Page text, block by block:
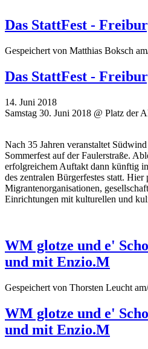
Das StattFest -
Gespeichert von Matthias Boksch
Das StattFest -
14. Juni 2018
Samstag 30. Juni 2018 @ Platz der
Nach 35 Jahren veranstaltet
Sommerfest auf der Faulerstraße.
erfolgreichem Auftakt dann künftig
des zentralen Bürgerfestes statt. Hier
Migrantenorganisationen,
Einrichtungen mit kulturellen und
WM glotze und e'
und mit Enzio.M
Gespeichert von Thorsten Leucht
WM glotze und e'
und mit Enzio.M